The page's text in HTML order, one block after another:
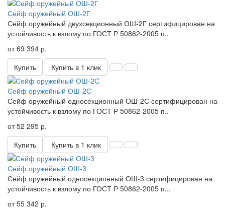
Сейф оружейный ОШ-2Г
Сейф оружейный двухсекционный ОШ-2Г сертифицирован на
устойчивость к взлому по ГОСТ Р 50862-2005 п..
от 69 394 р.
Купить
Купить в 1 клик
Сейф оружейный ОШ-2С
Сейф оружейный односекционный ОШ-2С сертифицирован на
устойчивость к взлому по ГОСТ Р 50862-2005 п..
от 52 295 р.
Купить
Купить в 1 клик
Сейф оружейный ОШ-3
Сейф оружейный односекционный ОШ-3 сертифицирован на
устойчивость к взлому по ГОСТ Р 50862-2005 п...
от 55 342 р.